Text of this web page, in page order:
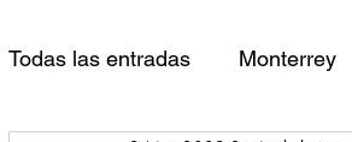
Todas las entradas Monterrey